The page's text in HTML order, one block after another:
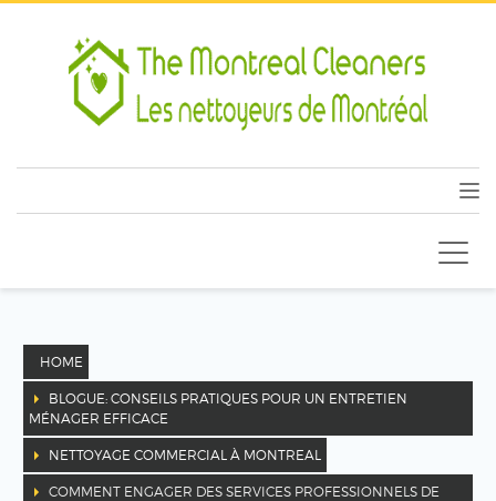
HOME
BLOGUE: CONSEILS PRATIQUES POUR UN ENTRETIEN
MÉNAGER EFFICACE
NETTOYAGE COMMERCIAL À MONTREAL
COMMENT ENGAGER DES SERVICES PROFESSIONNELS DE